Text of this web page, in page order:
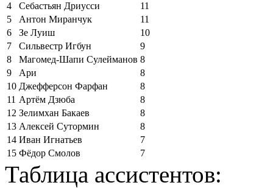
4
Себастьян Дриусси
11
5
Антон Миранчук
11
6
Зе Луиш
10
7
Сильвестр Игбун
9
8
Магомед-Шапи Сулейманов 8
9
Ари
8
10 Джефферсон Фарфан
8
11 Артём Дзюба
8
12 Зелимхан Бакаев
8
13 Алексей Сутормин
8
14 Иван Игнатьев
7
15 Фёдор Смолов 7
Таблица ассистентов: